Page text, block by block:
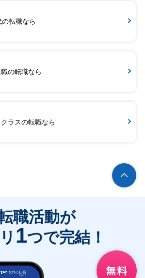
の転職なら
の転職なら
ラスの転職なら
職活動が
1つで完結！